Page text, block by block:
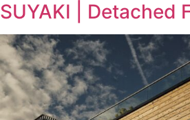
SUYAKI | Detached